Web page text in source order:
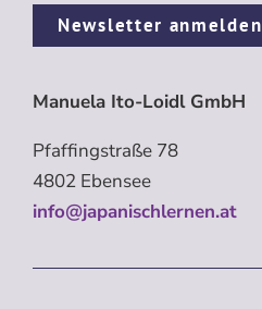
Newsletter anmelden
Manuela Ito-Loidl GmbH
Pfaffingstraße 78
4802 Ebensee
info@japanischlernen.at